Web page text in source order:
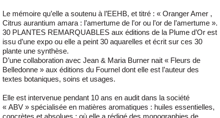
Le mémoire qu’elle a soutenu à l’EEHB, et titré : « Oranger Amer ,
Citrus aurantium amara : l’amertume de l’or ou l’or de l’amertume ».
30 PLANTES REMARQUABLES aux éditions de la Plume d’Or est
issu d’une expo ou elle a peint 30 aquarelles et écrit sur ces 30
plante une synthèse.
D’une collaboration avec Jean & Maria Burner nait « Fleurs de
Belledonne » aux éditions du Fournel dont elle est l’auteur des
textes botaniques, soins et usages.
Elle est intervenue pendant 10 ans en audit dans la société
« ABV » spécialisée en matières aromatiques : huiles essentielles,